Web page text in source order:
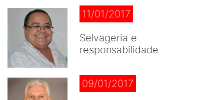
11/01/2017
Selvageria e
responsabilidade
09/01/2017